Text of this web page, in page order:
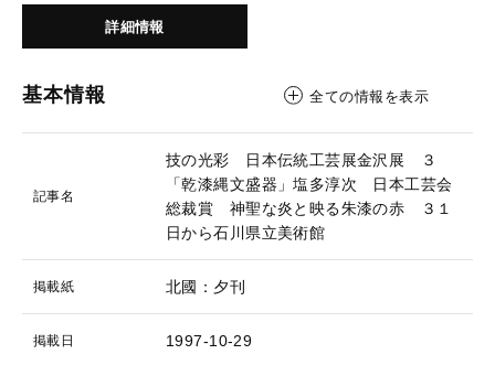
詳細情報
基本情報 全ての情報を表示
記事名
技の光彩 日本伝統工芸展金沢展 ３
「乾漆縄文盛器」塩多淳次 日本工芸会
総裁賞 神聖な炎と映る朱漆の赤 ３１
日から石川県立美術館
掲載紙 北國：夕刊
掲載日 1997-10-29